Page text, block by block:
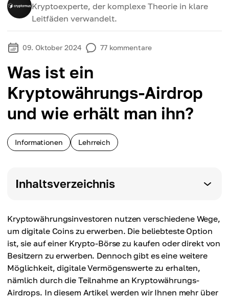
Kryptoexperte, der komplexe Theorie in klare
Leitfäden verwandelt.
09. Oktober 2024 77 kommentare
Was ist ein
Kryptowährungs-Airdrop
und wie erhält man ihn?
Informationen Lehrreich
Inhaltsverzeichnis
Kryptowährungsinvestoren nutzen verschiedene Wege,
um digitale Coins zu erwerben. Die beliebteste Option
ist, sie auf einer Krypto-Börse zu kaufen oder direkt von
Besitzern zu erwerben. Dennoch gibt es eine weitere
Möglichkeit, digitale Vermögenswerte zu erhalten,
nämlich durch die Teilnahme an Kryptowährungs-
Airdrops. In diesem Artikel werden wir Ihnen mehr über